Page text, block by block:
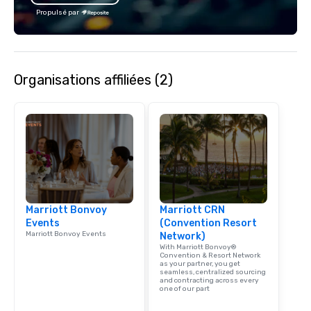
engaging information
team building. All-Inclusive Group
Dining When meeting
corporate group
Smacking Foodie
group is assured a
experience with three
signature dishes at
Our affordable tours
included. The only
are drinks. However,
package upgrade is
Propulsé par
Organisations affiliées (2)
Marriott Bonvoy
Events
Marriott Bonvoy Events
Marriott CRN
(Convention Resort
Network)
With Marriott Bonvoy®
Convention & Resort Network
as your partner, you get
seamless, centralized sourcing
and contracting across every
one of our part